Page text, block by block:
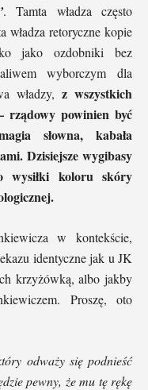
. Tamta władza często
władza retoryczne kopie
jako ozdobniki bez
wyborczym dla
władzy, z wszystkich
rządowy powinien być
słowna, kabała
Dzisiejsze wygibasy
wysiłki koloru skóry
w kontekście,
identyczne jak u JK
krzyżówką, albo jakby
Proszę, oto
odważy się podnieść
pewny, że mu tę rękę